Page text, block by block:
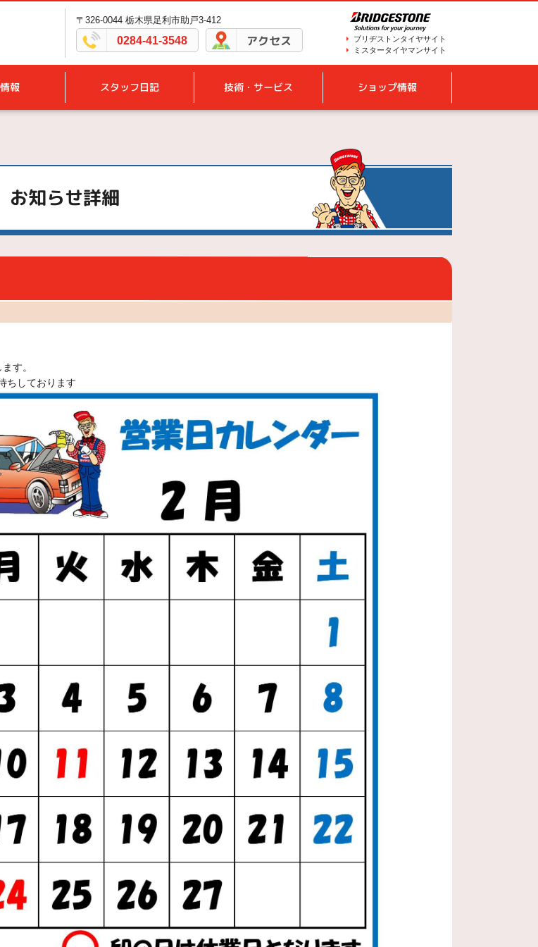
〒326-0044 栃木県足利市助戸3-412
0284-41-3548 アクセス
ブリヂストンタイヤサイト
ミスタータイヤマンサイト
報 スタッフ日記 技術・サービス ショップ情報
お知らせ詳細
す。
ちしております